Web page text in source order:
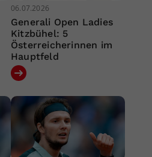
06.07.2026
Generali Open Ladies
Kitzbühel: 5
Österreicherinnen im
Hauptfeld